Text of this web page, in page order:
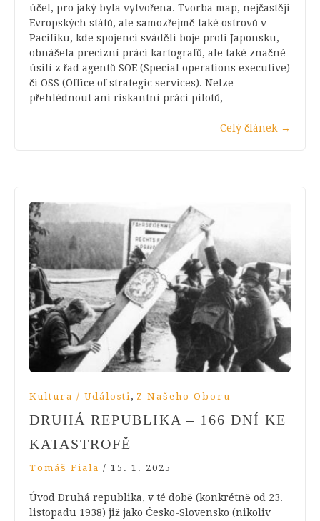
účel, pro jaký byla vytvořena. Tvorba map, nejčastěji
Evropských států, ale samozřejmě také ostrovů v
Pacifiku, kde spojenci sváděli boje proti Japonsku,
obnášela precizní práci kartografů, ale také značné
úsilí z řad agentů SOE (Special operations executive)
či OSS (Office of strategic services). Nelze
přehlédnout ani riskantní práci pilotů,…
Celý článek →
Kultura / Události, Z Našeho Oboru
DRUHÁ REPUBLIKA – 166 DNÍ KE
KATASTROFĚ
Tomáš Fiala / 15. 1. 2025
Úvod Druhá republika, v té době (konkrétně od 23.
listopadu 1938) již jako Česko-Slovensko (nikoliv